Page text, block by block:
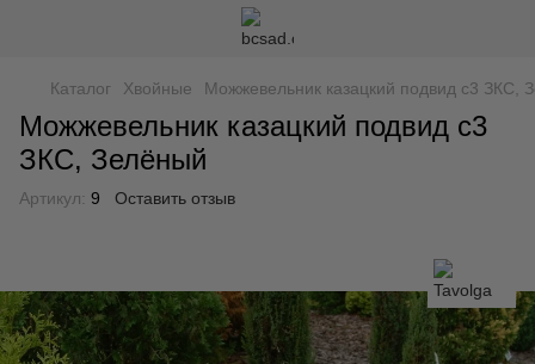
Каталог Хвойные Можжевельник казацкий подвид с3 ЗКС,
Можжевельник казацкий подвид с3
ЗКС, Зелёный
Артикул: 9 Оставить отзыв